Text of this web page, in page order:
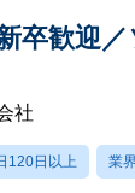
新卒歓迎
社
120日以上 業